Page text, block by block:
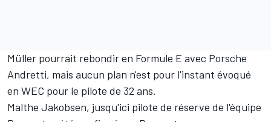
Müller pourrait rebondir en Formule E avec Porsche
Andretti, mais aucun plan n'est pour l'instant évoqué
en WEC pour le pilote de 32 ans.
Malthe Jakobsen, jusqu'ici pilote de réserve de l'équipe